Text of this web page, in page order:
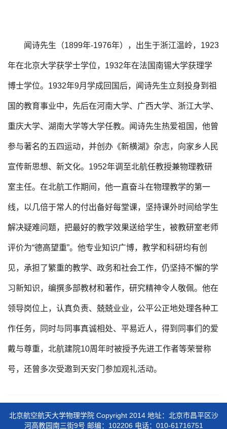
闻诗先生（1899年-1976年），出生于浙江温岭，1923
年在北京大学获学士学位，1932年在法国南锡大学获理学
博士学位。1932年9月学成回国后，闻诗先生立刻投身到祖
国的教育事业中，先后在河南大学、广西大学、浙江大学、
重庆大学、湖南大学等大学任教。闻诗先生热爱祖国，他曾
参与著名的五四运动，并创办《新横湖》杂志，向家乡人民
宣传新思想、新文化。1952年调至北航任教授兼物理教研
室主任。在北航工作期间，他一直奋斗在物理教学的第一
线，以几倍于常人的付出备好每堂课，坚持课外时间给学生
解决疑难问题，把最好的教学效果送给学生，被教研室老师
评价为“德高望重”。他专业知识广博，教学和科研均有创
见，承担了繁重的教学、政务和社会工作，仍坚持不懈的学
习新知识，编撰多部教材和著作，研究精神令人敬佩。他在
领导岗位上，认真负责、兢兢业业，公平公正地处理各种工
作任务，同时与同事真诚相处、平易近人，得到同事们的爱
戴与尊重，北航建院10周年时被授予先进工作者等荣誉称
号，还曾多次受邀到天安门参加观礼活动。
北京航空航天大学物理学院 Copyright 2014 地址：北京市昌平区沙
河高教园南三街9号 邮编：102206 电话：010-61716751